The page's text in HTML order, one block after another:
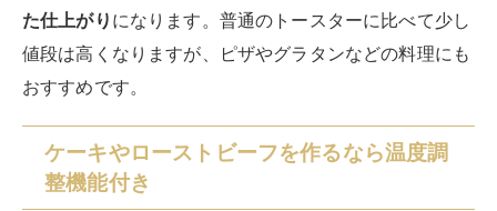
た仕上がり になります。普通のトースターに比べて少し
値段は高くなりますが、ピザやグラタンなどの料理にも
おすすめです。
ケーキやローストビーフを作るなら温度調
整機能付き